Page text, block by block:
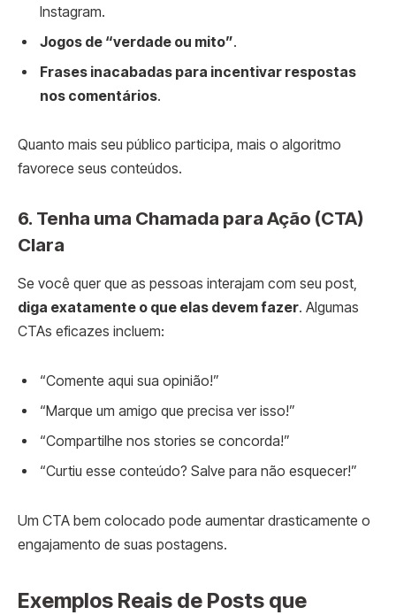
Instagram.
Jogos de “verdade ou mito”.
Frases inacabadas para incentivar respostas
nos comentários.
Quanto mais seu público participa, mais o algoritmo
favorece seus conteúdos.
6. Tenha uma Chamada para Ação (CTA)
Clara
Se você quer que as pessoas interajam com seu post,
diga exatamente o que elas devem fazer. Algumas
CTAs eficazes incluem:
“Comente aqui sua opinião!”
“Marque um amigo que precisa ver isso!”
“Compartilhe nos stories se concorda!”
“Curtiu esse conteúdo? Salve para não esquecer!”
Um CTA bem colocado pode aumentar drasticamente o
engajamento de suas postagens.
Exemplos Reais de Posts que